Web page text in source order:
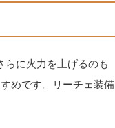
らに火力を上げるのも
めです。リーチェ装備